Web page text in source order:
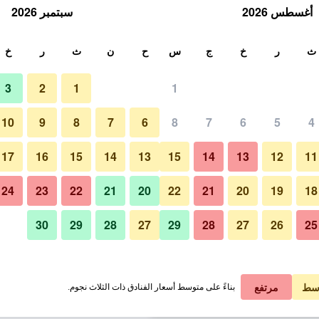
في الليلة
﷼ عرض الصفقة
﷼ عرض الصفقة
مبنى
صور لـ أراكور أوشوايا ريزورت آند سبا
أغسطس 2026
ث ر خ ج س
1
4
5
6
7
8
11
12
13
14
15
18
19
20
21
22
25
26
27
28
29
سبتمبر 2026
ح ن ث ر خ
1
2
3
6
7
8
9
10
13
14
15
16
17
20
21
22
23
24
27
28
29
30
مرتفع بناءً على متوسط أسعار الفنادق ذات الثلاث نجوم.